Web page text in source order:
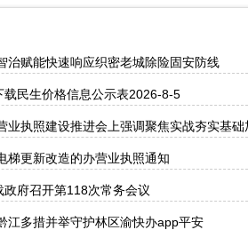
治赋能快速响应织密老城除险固安防线
载民生价格信息公示表2026-8-5
业执照建设推进会上强调聚焦实战夯实基
梯更新改造的办营业执照通知
府召开第118次常务会议
江多措并举守护林区渝快办app平安